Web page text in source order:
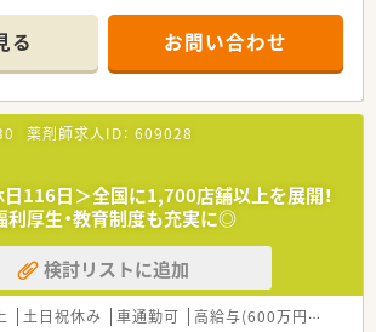
様々なプランがあり、集合研修だけでなく任意で受
も幅広く用意されています
る従業員、社外で活躍する従業員、将来経営幹部
など、薬剤師として様々な活躍ができるフィールド
います
調剤薬剤師（土日休み・19時までの勤務）どちらか
択できます
けでなく「医療モール・クリニック併設店舗」「敷
問調剤特化型店舗」など様々な店舗を運営してい
も積極的取り組んでおり「訪問調剤特化型店舗」を
無菌調剤室は業界最多の51店舗設置しています
るみん認定企業」「健康経営優良法人2023（大規模
」等を取得し一人ひとりが働きやすい環境が整備
る お問い合わせ
薬剤師求人ID： 609028
日116日＞全国に1,700店舗以上を展開！
利厚生・教育制度も充実に◎
検討リストに追加
土日祝休み 車通勤可 高給与(600万円以上)